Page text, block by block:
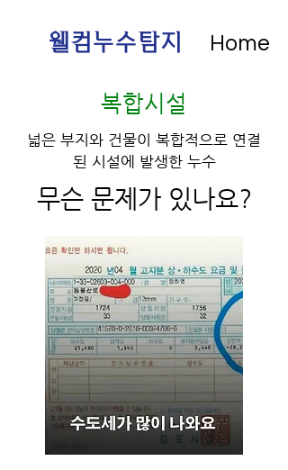
웰컴누수탐지 ​Home
​복합시설
넓은 부지와 건물이 복합적으로 연결
된 시설에 발생한 누수
무슨 문제가 있나요?